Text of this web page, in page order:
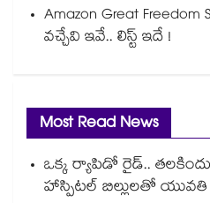
Amazon Great Freedom
వచ్చేవి ఇవే.. లిస్ట్ ఇదే !
Most Read News
ఒక్క ర్యాపిడో రైడ్..
హాస్పిటల్ బిల్లులతో